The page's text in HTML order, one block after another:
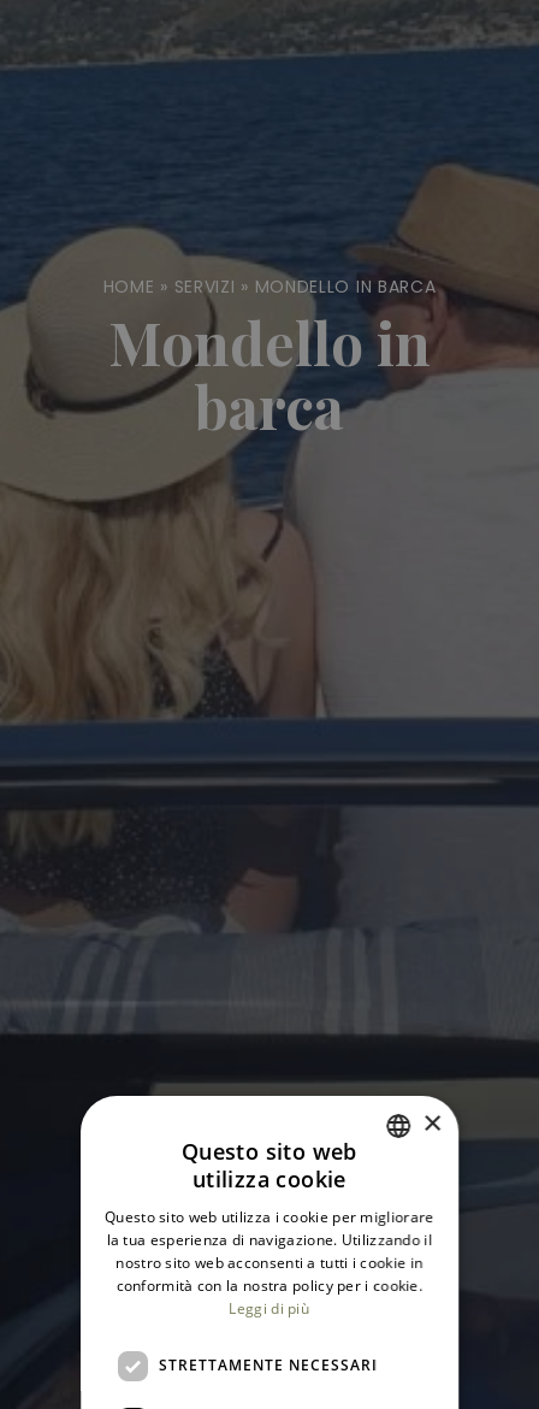
HOME » SERVIZI » MONDELLO IN BARCA
Mondello in
barca
ENGLISH
×
Questo sito web
utilizza cookie
Questo sito web utilizza i cookie per migliorare
la tua esperienza di navigazione. Utilizzando il
nostro sito web acconsenti a tutti i cookie in
conformità con la nostra policy per i cookie.
Leggi di più
STRETTAMENTE NECESSARI